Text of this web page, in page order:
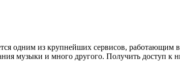
одним из крупнейших сервисов, работающим
музыки и много другого. Получить доступ к